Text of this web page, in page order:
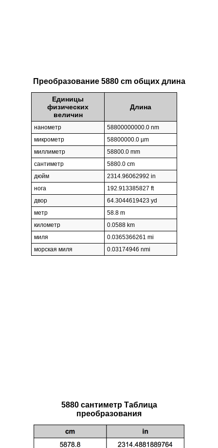
Преобразование 5880 cm общих длина
Единицы
физических
величин
Длина
нанометр
58800000000.0 nm
микрометр
58800000.0 µm
миллиметр
58800.0 mm
сантиметр
5880.0 cm
дюйм
2314.96062992 in
нога
192.913385827 ft
двор
64.3044619423 yd
метр
58.8 m
километр
0.0588 km
миля
0.0365366261 mi
морская миля
0.03174946 nmi
5880 сантиметр Таблица
преобразования